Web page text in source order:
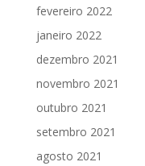
fevereiro 2022
janeiro 2022
dezembro 2021
novembro 2021
outubro 2021
setembro 2021
agosto 2021